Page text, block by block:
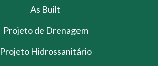
As Built
Projeto de Drenagem
Projeto Hidrossanitário